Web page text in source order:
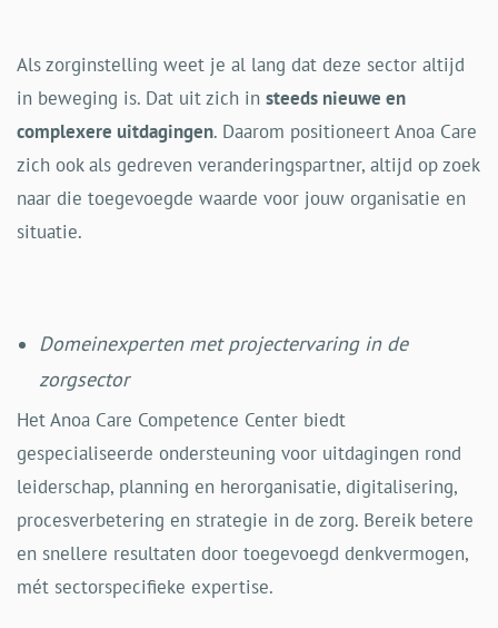
Als zorginstelling weet je al lang dat deze sector altijd
in beweging is. Dat uit zich in steeds nieuwe en
complexere uitdagingen. Daarom positioneert Anoa Care
zich ook als gedreven veranderingspartner, altijd op zoek
naar die toegevoegde waarde voor jouw organisatie en
situatie.
Domeinexperten met projectervaring in de
zorgsector
Het Anoa Care Competence Center biedt
gespecialiseerde ondersteuning voor uitdagingen rond
leiderschap, planning en herorganisatie, digitalisering,
procesverbetering en strategie in de zorg. Bereik betere
en snellere resultaten door toegevoegd denkvermogen,
mét sectorspecifieke expertise.